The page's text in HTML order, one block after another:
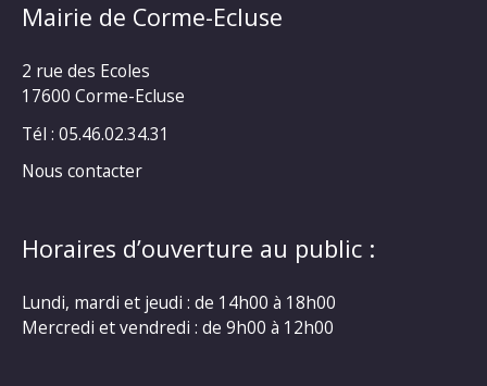
Mairie de Corme-Ecluse
2 rue des Ecoles
17600 Corme-Ecluse
Tél : 05.46.02.34.31
Nous contacter
Horaires d’ouverture au public :
Lundi, mardi et jeudi : de 14h00 à 18h00
Mercredi et vendredi : de 9h00 à 12h00